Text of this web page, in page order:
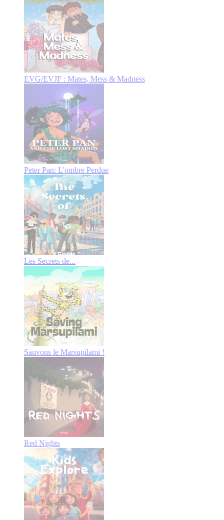
EVG/EVJF : Mates, Mess & Madness
Peter Pan: L'ombre Perdue
Les Secrets de...
Sauvons le Marsupilami !
Red Nights